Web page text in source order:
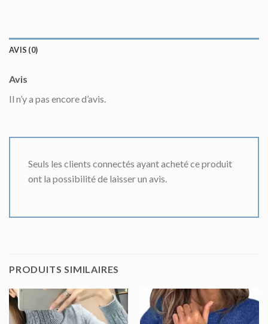
AVIS (0)
Avis
Il n’y a pas encore d’avis.
Seuls les clients connectés ayant acheté ce produit
ont la possibilité de laisser un avis.
PRODUITS SIMILAIRES